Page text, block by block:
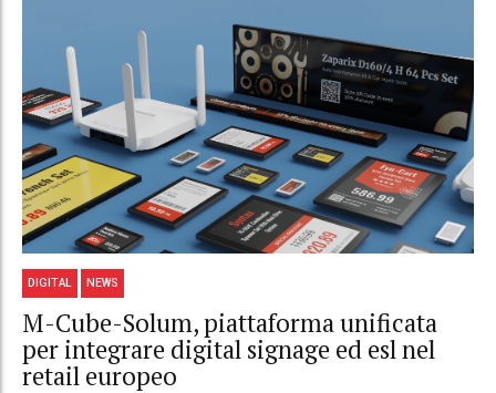
DIGITAL NEWS
M-Cube-Solum, piattaforma unificata
per integrare digital signage ed esl nel
retail europeo